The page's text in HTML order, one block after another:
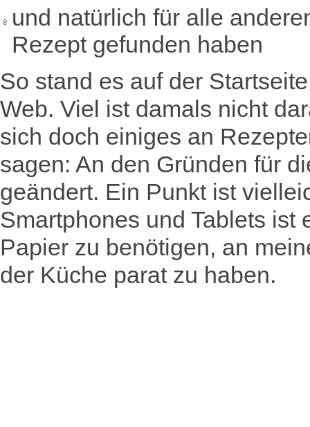
und natürlich für alle
Rezept gefunden haben
So stand es auf der
Web. Viel ist damals nicht
sich doch einiges an
sagen: An den Gründen für
geändert. Ein Punkt ist
Smartphones und Tablets ist
Papier zu benötigen, an
der Küche parat zu haben.